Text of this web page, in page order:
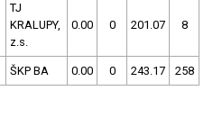
TJ
KRALUPY,
z.s.
0.00 0 201.07 8
ŠKP BA 0.00 0 243.17 258